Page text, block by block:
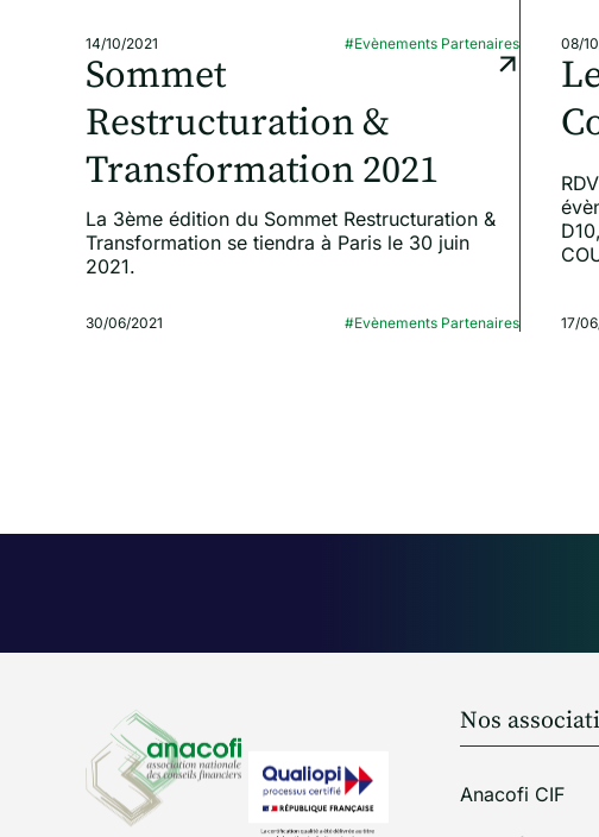
14/10/2021 #Evènements Partenaires 08/
Sommet
Restructuration &
Transformation 2021
La 3ème édition du Sommet Restructuration &
Transformation se tiendra à Paris le 30 juin
2021.
30/06/2021 #Evènements Partenaires 17/
Nos
Anacofi CIF